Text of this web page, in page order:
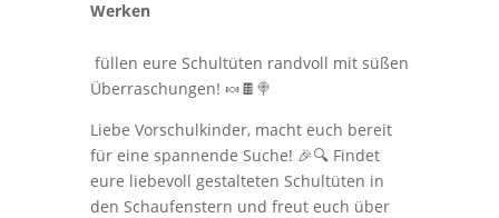
Werken
füllen eure Schultüten randvoll mit süßen
Überraschungen! 🍬🍫🍭
Liebe Vorschulkinder, macht euch bereit
für eine spannende Suche! 🎉🔍 Findet
eure liebevoll gestalteten Schultüten in
den Schaufenstern und freut euch über